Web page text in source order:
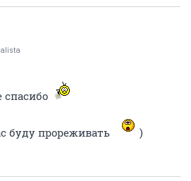
спасибо
буду прореживать )